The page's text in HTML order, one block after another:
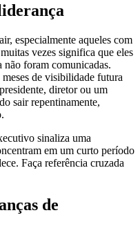
especialmente aqueles com
vezes significa que eles
não foram comunicadas.
de visibilidade futura
diretor ou um
sair repentinamente,
sinaliza uma
em um curto período
Faça referência cruzada
de